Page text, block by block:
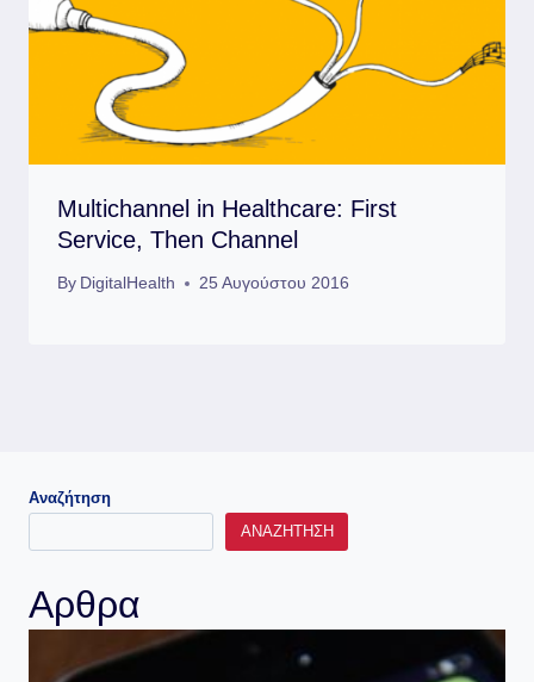
Multichannel in Healthcare: First
Service, Then Channel
By DigitalHealth 25 Αυγούστου 2016
Αναζήτηση
ΑΝΑΖΉΤΗΣΗ
Αρθρα